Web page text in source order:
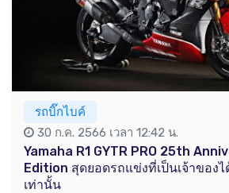
รถบิ๊กไบค์
30 ก.ค. 2566 เวลา 12:42 น.
Yamaha R1 GYTR PRO 25th
Edition สุดยอดรถแข่งที่เป็นเจ้าของ
เท่านั้น